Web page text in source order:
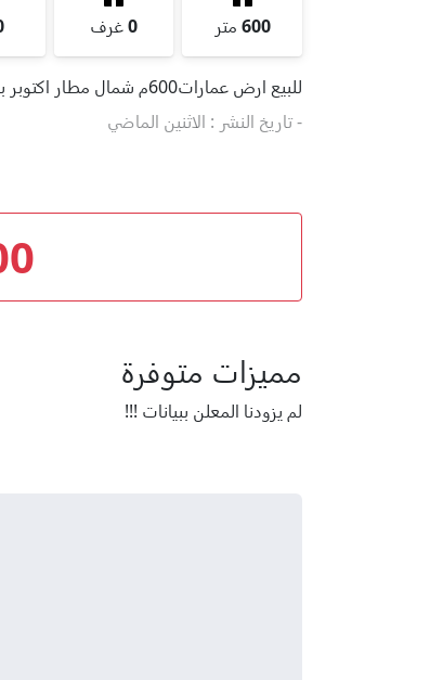
600 متر 0غرف
للبيع ارض عمارات600م شمال مطار اكتوبر بدروم وارضى و3 ورووف خالصه الاقساط مطلوب 6مليون
- تاريخ النشر : الاثنين الماضي
مميزات متوفرة
لم يزودنا المعلن ببيانات !!!